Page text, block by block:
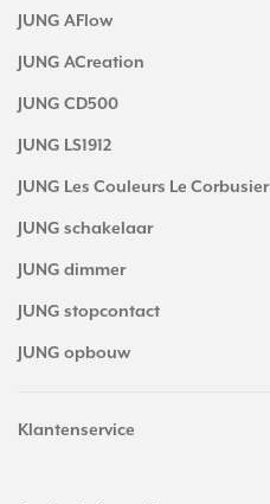
JUNG AFlow
JUNG ACreation
JUNG CD500
JUNG LS1912
JUNG Les Couleurs Le Corbusier
JUNG schakelaar
JUNG dimmer
JUNG stopcontact
JUNG opbouw
Klantenservice